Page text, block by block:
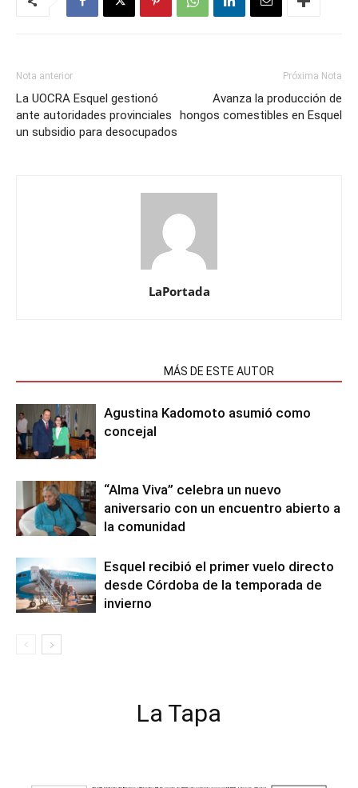
Nota anterior
La UOCRA Esquel gestionó
ante autoridades provinciales
un subsidio para desocupados
Próxima Nota
Avanza la producción de
hongos comestibles en Esquel
LaPortada
MÁS DE ESTE AUTOR
Agustina Kadomoto asumió como
concejal
“Alma Viva” celebra un nuevo
aniversario con un encuentro abierto a
la comunidad
Esquel recibió el primer vuelo directo
desde Córdoba de la temporada de
invierno
La Tapa